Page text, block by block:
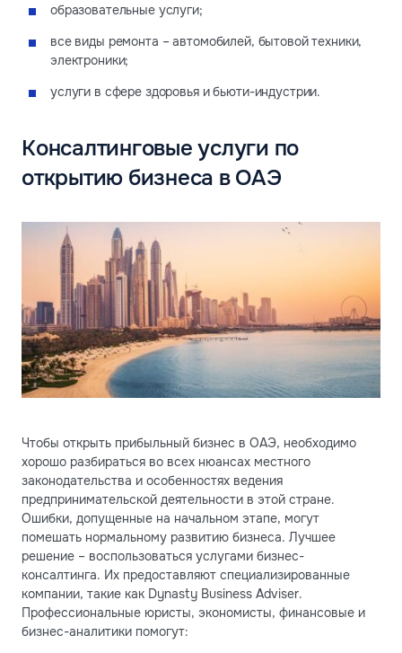
образовательные услуги;
все виды ремонта – автомобилей, бытовой техники,
электроники;
услуги в сфере здоровья и бьюти-индустрии.
Консалтинговые услуги по
открытию бизнеса в ОАЭ
Чтобы открыть прибыльный бизнес в ОАЭ, необходимо
хорошо разбираться во всех нюансах местного
законодательства и особенностях ведения
предпринимательской деятельности в этой стране.
Ошибки, допущенные на начальном этапе, могут
помешать нормальному развитию бизнеса. Лучшее
решение – воспользоваться услугами бизнес-
консалтинга. Их предоставляют специализированные
компании, такие как Dynasty Business Adviser.
Профессиональные юристы, экономисты, финансовые и
бизнес-аналитики помогут: